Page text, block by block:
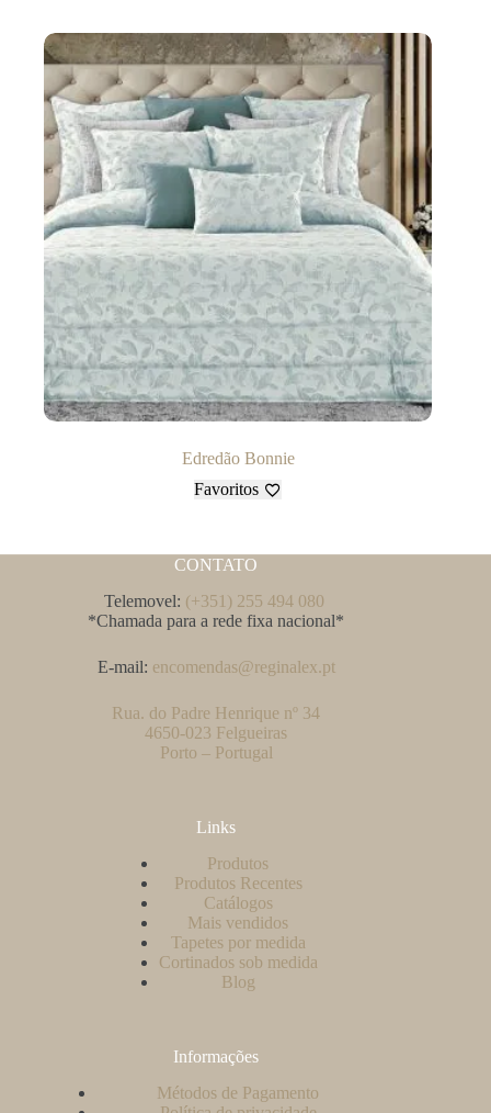
Edredão Bonnie
Favoritos
CONTATO
Telemovel: (+351) 255 494 080
*Chamada para a rede fixa nacional*
E-mail: encomendas@reginalex.pt
Rua. do Padre Henrique nº 34
4650-023 Felgueiras
Porto – Portugal
Links
Produtos
Produtos Recentes
Catálogos
Mais vendidos
Tapetes por medida
Cortinados sob medida
Blog
Informações
Métodos de Pagamento